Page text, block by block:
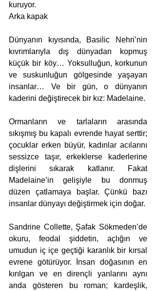
kuruyor.
Arka kapak
Dünyanın kıyısında, Basilic Nehri’nin
kıvrımlarıyla dış dünyadan kopmuş
küçük bir köy… Yoksulluğun, korkunun
ve suskunluğun gölgesinde yaşayan
insanlar… Ve bir gün, o dünyanın
kaderini değiştirecek bir kız: Madelaine.
Ormanların ve tarlaların arasında
sıkışmış bu kapalı evrende hayat serttir;
çocuklar erken büyür, kadınlar acılarını
sessizce taşır, erkeklerse kaderlerine
dişlerini sıkarak katlanır. Fakat
Madelaine’in gelişiyle bu donmuş
düzen çatlamaya başlar. Çünkü bazı
insanlar dünyayı değiştirmek için doğar.
Sandrine Collette, Şafak Sökmeden’de
okuru, feodal şiddetin, açlığın ve
umudun iç içe geçtiği karanlık bir kırsal
evrene götürüyor. İnsan doğasının en
kırılgan ve en dirençli yanlarını aynı
anda gösteren bu roman; kardeşlik,